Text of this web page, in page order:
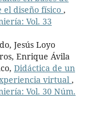
el diseño físico ,
Vol. 33
Jesús Loyo
Enrique Ávila
Didáctica de un
virtual ,
Vol. 30 Núm.